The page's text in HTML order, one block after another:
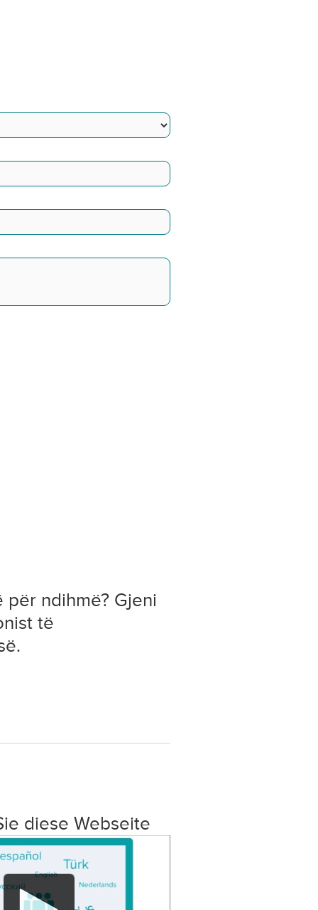
për ndihmë? Gjeni
të
diese Webseite